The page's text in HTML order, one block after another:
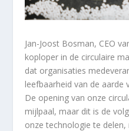
Jan-Joost Bosman, CEO
koploper in de circulaire
dat organisaties
leefbaarheid van de
De opening van onze
mijlpaal, maar dit is de
onze technologie te